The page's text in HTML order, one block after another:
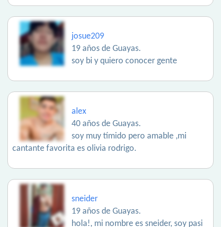
josue209
19 años de Guayas.
soy bi y quiero conocer gente
alex
40 años de Guayas.
soy muy tímido pero amable ,mi
cantante favorita es olivia rodrigo.
sneider
19 años de Guayas.
hola!, mi nombre es sneider, soy pasi